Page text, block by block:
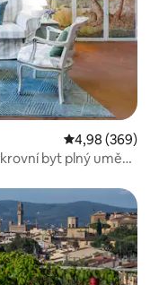
Průměrné
4,98 (369)
byt plný umění